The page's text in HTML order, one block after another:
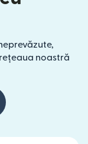
noastră